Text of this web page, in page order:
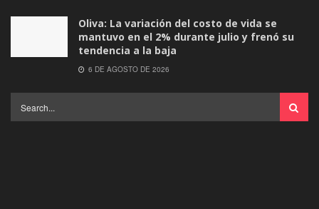
Oliva: La variación del costo de vida se
mantuvo en el 2% durante julio y frenó su
tendencia a la baja
6 DE AGOSTO DE 2026